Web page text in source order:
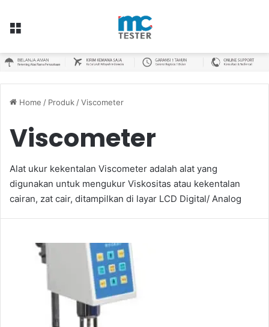
Menu
Home / Produk /Viscometer
Viscometer
Alat ukur kekentalan Viscometer adalah alat yang
digunakan untuk mengukur Viskositas atau kekentalan
cairan, zat cair, ditampilkan di layar LCD Digital/ Analog